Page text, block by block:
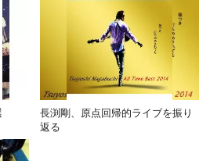
長渕剛、原点回帰的ライブを振り
返る